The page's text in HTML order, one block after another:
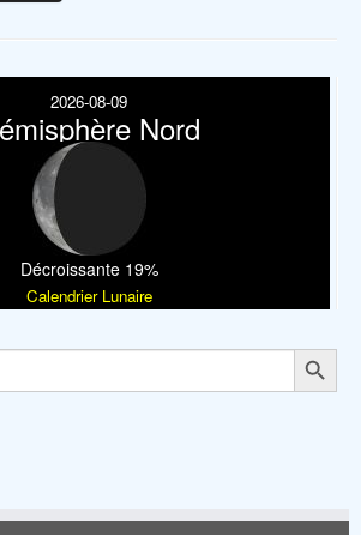
2026-08-09
Nord
Décroissante 19%
Calendrier Lunaire
Search Button